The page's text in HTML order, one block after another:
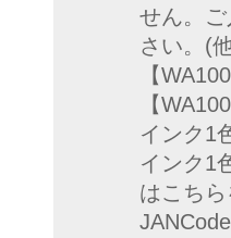
せん。
さい。(
【
【
インク1
インク1
はこち